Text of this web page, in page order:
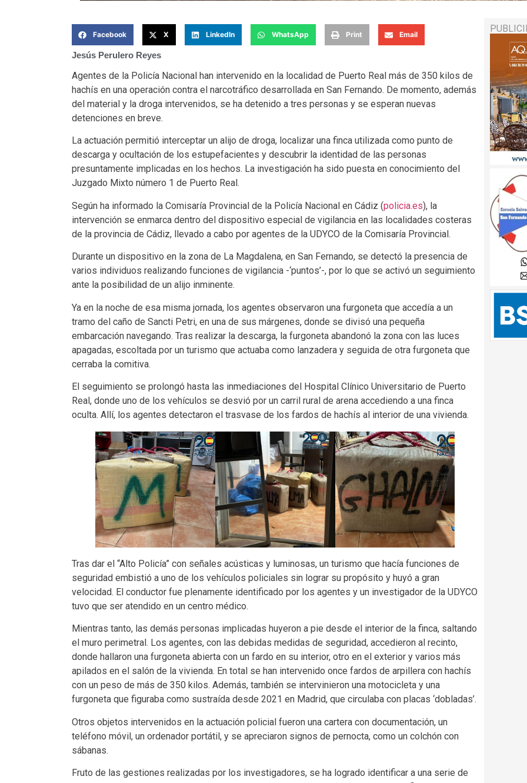
Facebook X LinkedIn WhatsApp Print Email
Jesús Perulero Reyes
Agentes de la Policía Nacional han intervenido en la localidad de Puerto Real más de 350 kilos de
hachís en una operación contra el narcotráfico desarrollada en San Fernando. De momento, además
del material y la droga intervenidos, se ha detenido a tres personas y se esperan nuevas
detenciones en breve.
La actuación permitió interceptar un alijo de droga, localizar una finca utilizada como punto de
descarga y ocultación de los estupefacientes y descubrir la identidad de las personas
presuntamente implicadas en los hechos. La investigación ha sido puesta en conocimiento del
Juzgado Mixto número 1 de Puerto Real.
Según ha informado la Comisaría Provincial de la Policía Nacional en Cádiz (policia.es), la
intervención se enmarca dentro del dispositivo especial de vigilancia en las localidades costeras
de la provincia de Cádiz, llevado a cabo por agentes de la UDYCO de la Comisaría Provincial.
Durante un dispositivo en la zona de La Magdalena, en San Fernando, se detectó la presencia de
varios individuos realizando funciones de vigilancia -‘puntos’-, por lo que se activó un seguimiento
ante la posibilidad de un alijo inminente.
Ya en la noche de esa misma jornada, los agentes observaron una furgoneta que accedía a un
tramo del caño de Sancti Petri, en una de sus márgenes, donde se divisó una pequeña
embarcación navegando. Tras realizar la descarga, la furgoneta abandonó la zona con las luces
apagadas, escoltada por un turismo que actuaba como lanzadera y seguida de otra furgoneta que
cerraba la comitiva.
El seguimiento se prolongó hasta las inmediaciones del Hospital Clínico Universitario de Puerto
Real, donde uno de los vehículos se desvió por un carril rural de arena accediendo a una finca
oculta. Allí, los agentes detectaron el trasvase de los fardos de hachís al interior de una vivienda.
Tras dar el “Alto Policía” con señales acústicas y luminosas, un turismo que hacía funciones de
seguridad embistió a uno de los vehículos policiales sin lograr su propósito y huyó a gran
velocidad. El conductor fue plenamente identificado por los agentes y un investigador de la UDYCO
tuvo que ser atendido en un centro médico.
Mientras tanto, las demás personas implicadas huyeron a pie desde el interior de la finca, saltando
el muro perimetral. Los agentes, con las debidas medidas de seguridad, accedieron al recinto,
donde hallaron una furgoneta abierta con un fardo en su interior, otro en el exterior y varios más
apilados en el salón de la vivienda. En total se han intervenido once fardos de arpillera con hachís
con un peso de más de 350 kilos. Además, también se intervinieron una motocicleta y una
furgoneta que figuraba como sustraída desde 2021 en Madrid, que circulaba con placas ‘dobladas’.
Otros objetos intervenidos en la actuación policial fueron una cartera con documentación, un
teléfono móvil, un ordenador portátil, y se apreciaron signos de pernocta, como un colchón con
sábanas.
Fruto de las gestiones realizadas por los investigadores, se ha logrado identificar a una serie de